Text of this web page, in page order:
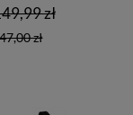
zł
zł